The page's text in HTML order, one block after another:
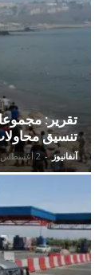
تقرير:
تنسيق
آنفانيوز - 2 أغسطس، 2026